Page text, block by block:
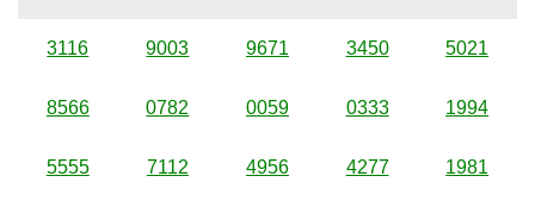
3116 9003 9671 3450 5021
8566 0782 0059 0333 1994
5555 7112 4956 4277 1981